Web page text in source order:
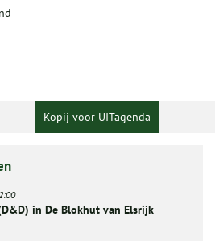
Kopij voor UITagenda
in De Blokhut van Elsrijk